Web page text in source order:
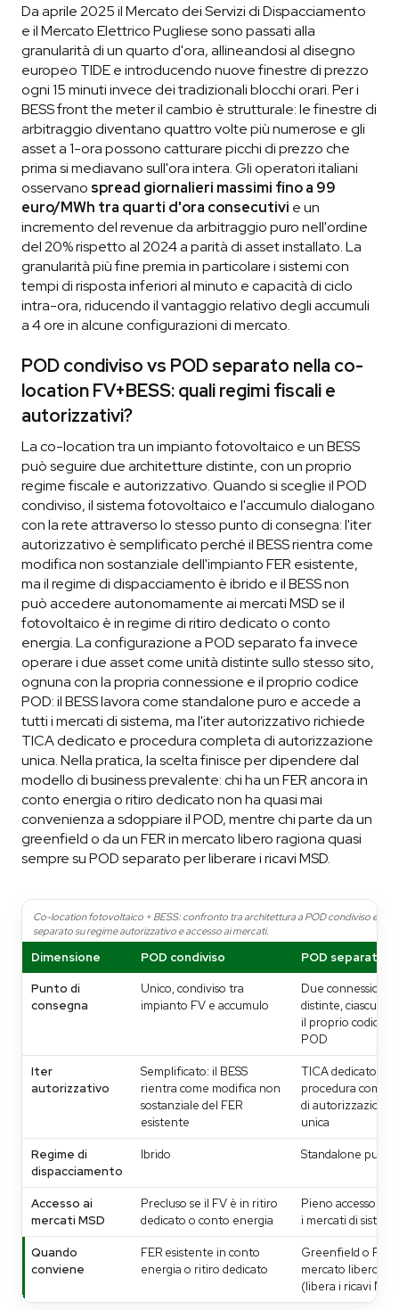
Da aprile 2025 il Mercato dei Servizi di Dispacciamento
e il Mercato Elettrico Pugliese sono passati alla
granularità di un quarto d'ora, allineandosi al disegno
europeo TIDE e introducendo nuove finestre di prezzo
ogni 15 minuti invece dei tradizionali blocchi orari. Per i
BESS front the meter il cambio è strutturale: le finestre di
arbitraggio diventano quattro volte più numerose e gli
asset a 1-ora possono catturare picchi di prezzo che
prima si mediavano sull'ora intera. Gli operatori italiani
osservano spread giornalieri massimi fino a 99
euro/MWh tra quarti d'ora consecutivi e un
incremento del revenue da arbitraggio puro nell'ordine
del 20% rispetto al 2024 a parità di asset installato. La
granularità più fine premia in particolare i sistemi con
tempi di risposta inferiori al minuto e capacità di ciclo
intra-ora, riducendo il vantaggio relativo degli accumuli
a 4 ore in alcune configurazioni di mercato.
POD condiviso vs POD separato nella co-
location FV+BESS: quali regimi fiscali e
autorizzativi?
La co-location tra un impianto fotovoltaico e un BESS
può seguire due architetture distinte, con un proprio
regime fiscale e autorizzativo. Quando si sceglie il POD
condiviso, il sistema fotovoltaico e l'accumulo dialogano
con la rete attraverso lo stesso punto di consegna: l'iter
autorizzativo è semplificato perché il BESS rientra come
modifica non sostanziale dell'impianto FER esistente,
ma il regime di dispacciamento è ibrido e il BESS non
può accedere autonomamente ai mercati MSD se il
fotovoltaico è in regime di ritiro dedicato o conto
energia. La configurazione a POD separato fa invece
operare i due asset come unità distinte sullo stesso sito,
ognuna con la propria connessione e il proprio codice
POD: il BESS lavora come standalone puro e accede a
tutti i mercati di sistema, ma l'iter autorizzativo richiede
TICA dedicato e procedura completa di autorizzazione
unica. Nella pratica, la scelta finisce per dipendere dal
modello di business prevalente: chi ha un FER ancora in
conto energia o ritiro dedicato non ha quasi mai
convenienza a sdoppiare il POD, mentre chi parte da un
greenfield o da un FER in mercato libero ragiona quasi
sempre su POD separato per liberare i ricavi MSD.
Co-location fotovoltaico + BESS: confronto tra architettura a POD condiviso e a
separato su regime autorizzativo e accesso ai mercati.
Dimensione POD condiviso POD separato
Punto di
consegna
Unico, condiviso tra
impianto FV e accumulo
Due connessioni
distinte, ciascuna
il proprio codice
POD
Iter
autorizzativo
Semplificato: il BESS
rientra come modifica non
sostanziale del FER
esistente
TICA dedicato e
procedura
di autorizzazione
unica
Regime di
dispacciamento
Ibrido Standalone puro
Accesso ai
mercati MSD
Precluso se il FV è in ritiro
dedicato o conto energia
Pieno accesso a
i mercati di sistema
Quando
conviene
FER esistente in conto
energia o ritiro dedicato
Greenfield o FER
mercato libero
(libera i ricavi